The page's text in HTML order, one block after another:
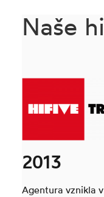
Naše
2013
Agentura vznikla